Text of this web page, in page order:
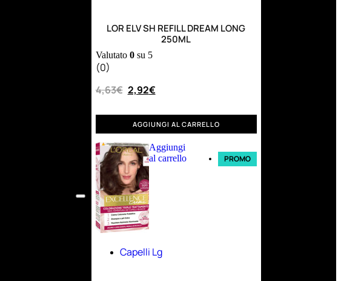
LOR ELV SH REFILL DREAM LONG
250ML
Valutato 0su 5
(0)
4,63€ 2,92€
AGGIUNGI AL CARRELLO
Aggiungi
al carrello
PROMO
Capelli Lg